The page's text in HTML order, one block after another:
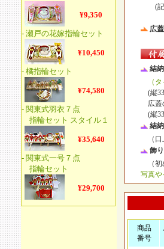
(記
広蓋
結
（
(縦
広蓋
(縦
結
（口
飾
（初
写真や
商品
番号